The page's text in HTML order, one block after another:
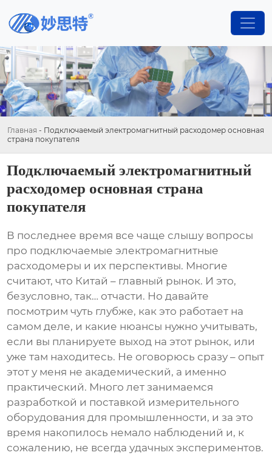
Главная - Подключаемый электромагнитный расходомер основная
страна покупателя
Подключаемый электромагнитный
расходомер основная страна
покупателя
В последнее время все чаще слышу вопросы
про подключаемые электромагнитные
расходомеры и их перспективы. Многие
считают, что Китай – главный рынок. И это,
безусловно, так… отчасти. Но давайте
посмотрим чуть глубже, как это работает на
самом деле, и какие нюансы нужно учитывать,
если вы планируете выход на этот рынок, или
уже там находитесь. Не оговорюсь сразу – опыт
этот у меня не академический, а именно
практический. Много лет занимаемся
разработкой и поставкой измерительного
оборудования для промышленности, и за это
время накопилось немало наблюдений и, к
сожалению, не всегда удачных экспериментов.